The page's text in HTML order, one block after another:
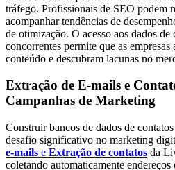
tráfego. Profissionais de SEO podem
acompanhar tendências de
de otimização. O acesso aos dados de
concorrentes permite que as empresas
conteúdo e descubram lacunas no
Extração de E-mails e
Campanhas de Marketing
Construir bancos de dados de
desafio significativo no marketing
e-mails e Extração de contatos da
coletando automaticamente